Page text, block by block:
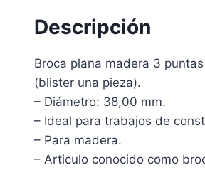
Descripción
Broca plana madera 3
(blister una pieza).
– Diámetro: 38,00 mm.
– Ideal para trabajos de
– Para madera.
– Articulo conocido como